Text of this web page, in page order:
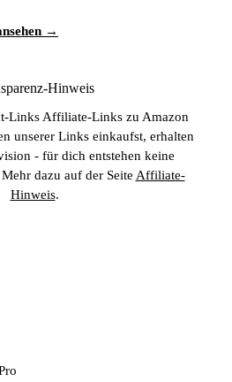
→
Hinweis
Links Affiliate-Links zu Amazon
unserer Links einkaufst, erhalten
- für dich entstehen keine
dazu auf der Seite Affiliate-
Hinweis.